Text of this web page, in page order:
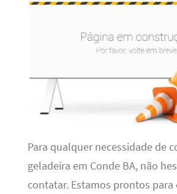
Para qualquer necessidade de
geladeira em Conde BA, não
contatar. Estamos prontos para